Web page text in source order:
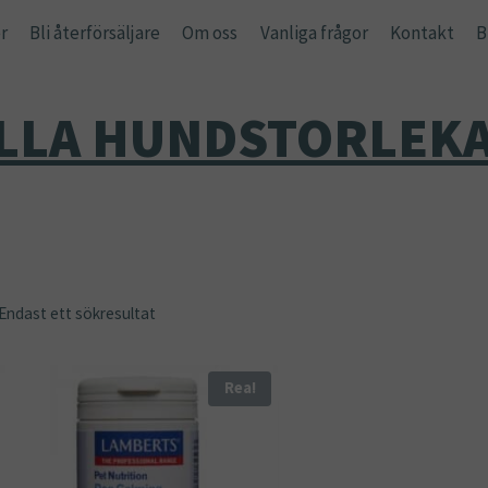
Bli återförsäljare Om oss Vanliga frågor Kontakt
Endast ett sökresultat
Rea!